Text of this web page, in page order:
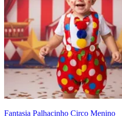
Fantasia Palhacinho Circo Menino